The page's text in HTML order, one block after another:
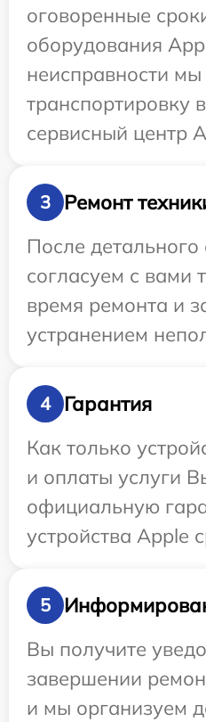
оговоренные
оборудования
неисправности
транспортировку
сервисный центр
3
Ремонт
После
согласуем с вами
время ремонта и
устранением
4
Гарантия
Как только
и оплаты услуги
официальную
устройства Apple
5
Вы получите
завершении
и мы организуем